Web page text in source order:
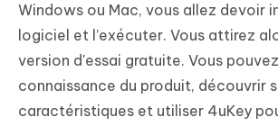
Windows ou Mac, vous allez devoir
logiciel et l’exécuter. Vous attirez
version d'essai gratuite. Vous
connaissance du produit, découvrir
caractéristiques et utiliser 4uKey